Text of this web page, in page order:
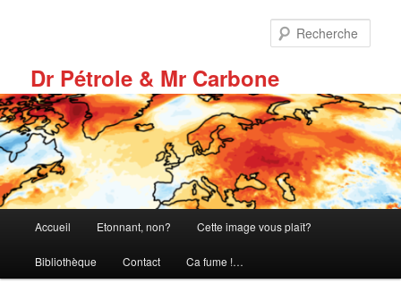
Dr Pétrole & Mr Carbone
principal
Accueil Etonnant, non? Cette image vous plaît?
Bibliothèque Contact Ca fume !…